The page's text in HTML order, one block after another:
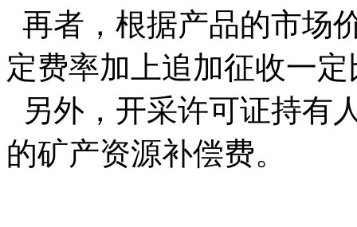
再者，根据产品的市场
定费率加上追加征收一
另外，开采许可证持有
的矿产资源补偿费。